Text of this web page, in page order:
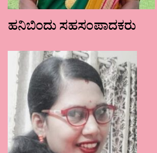
ಹನಿಬಿಂದು ಸಹಸಂಪಾದಕರು